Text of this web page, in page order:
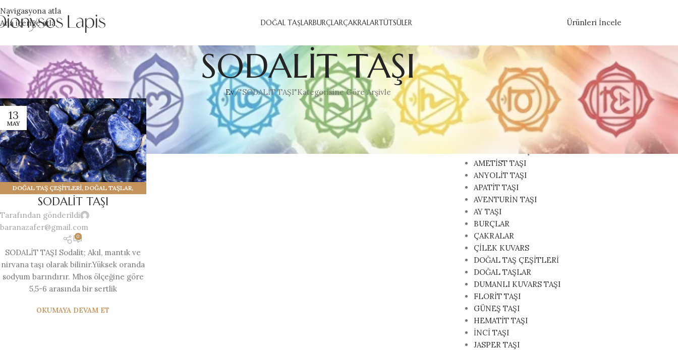
Navigasyona atla
Ana içeriğe atla
DOĞAL TAŞLARBURÇLARÇAKRALARTÜTSÜLER Ürünleri İncele
SODALİT TAŞI
Ev "SODALİT TAŞI"Kategorisine Göre Arşivle
13
MAY
DOĞAL TAŞ ÇEŞİTLERİ,DOĞAL TAŞLAR,
SODALİT TAŞI
SODALİT TAŞI
Tarafından gönderildi
baranazafer@gmail.com
0
SODALİT TAŞI Sodalit; Akıl, mantık ve
nirvana taşı olarak bilinir.Yüksek oranda
sodyum barındırır. Mhos ölçeğine göre
5,5-6 arasında bir sertlik
OKUMAYA DEVAM ET
KATEGORILER
AKİK TAŞI
AKUAMARİN TAŞI
AMAZONİT TAŞI
AMETİST TAŞI
ANYOLİT TAŞI
APATİT TAŞI
AVENTURİN TAŞI
AY TAŞI
BURÇLAR
ÇAKRALAR
ÇİLEK KUVARS
DOĞAL TAŞ ÇEŞİTLERİ
DOĞAL TAŞLAR
DUMANLI KUVARS TAŞI
FLORİT TAŞI
GÜNEŞ TAŞI
HEMATİT TAŞI
İNCİ TAŞI
JASPER TAŞI